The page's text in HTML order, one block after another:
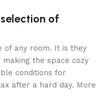
of
of any room. It is they
the space cozy
conditions for
after a hard day. More